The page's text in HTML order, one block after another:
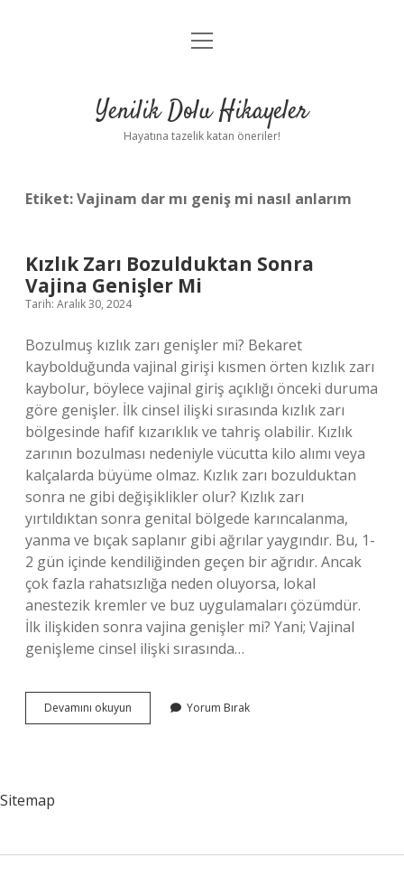
Anasayfa
Yasal Uyarı
menüyü
Yenilik Dolu Hikayeler
Hayatına tazelik katan öneriler!
Etiket:Vajinam dar mı geniş mi nasıl anlarım
Kızlık Zarı Bozulduktan Sonra
Vajina Genişler Mi
Tarih: Aralık 30, 2024
Bozulmuş kızlık zarı genişler mi? Bekaret
kaybolduğunda vajinal girişi kısmen örten kızlık zarı
kaybolur, böylece vajinal giriş açıklığı önceki duruma
göre genişler. İlk cinsel ilişki sırasında kızlık zarı
bölgesinde hafif kızarıklık ve tahriş olabilir. Kızlık
zarının bozulması nedeniyle vücutta kilo alımı veya
kalçalarda büyüme olmaz. Kızlık zarı bozulduktan
sonra ne gibi değişiklikler olur? Kızlık zarı
yırtıldıktan sonra genital bölgede karıncalanma,
yanma ve bıçak saplanır gibi ağrılar yaygındır. Bu, 1-
2 gün içinde kendiliğinden geçen bir ağrıdır. Ancak
çok fazla rahatsızlığa neden oluyorsa, lokal
anestezik kremler ve buz uygulamaları çözümdür.
İlk ilişkiden sonra vajina genişler mi? Yani; Vajinal
genişleme cinsel ilişki sırasında…
Devamını okuyun
Zarı
Yorum Bırak
Sitemap